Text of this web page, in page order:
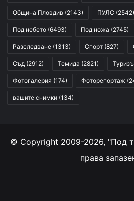
Община Пловдив (2143) ПУЛС (2542)
Под небето (6493) Под ножа (2745)
Разследване (1313) Спорт (827)
Съд (2912) Темида (2821)
Фотогалерия (174) Фоторепортаж
вашите снимки (134)
© Copyright 2009-2026, "Под
права